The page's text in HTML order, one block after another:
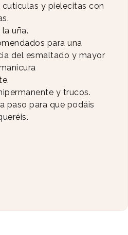
cutículas y pielecitas con
uña.
para una
del esmaltado y mayor
y trucos.
paso para que podáis